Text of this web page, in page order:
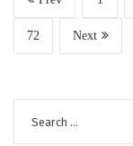
72 Next
for: